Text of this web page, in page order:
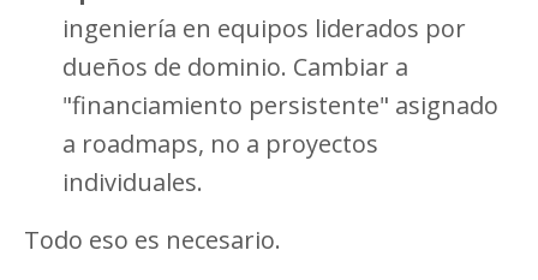
ingeniería en equipos liderados por
dueños de dominio. Cambiar a
"financiamiento persistente" asignado
a roadmaps, no a proyectos
individuales.
Todo eso es necesario.